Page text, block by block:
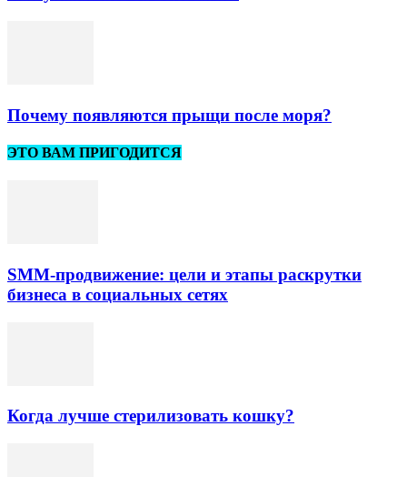
Почему появляются прыщи после моря?
ЭТО ВАМ ПРИГОДИТСЯ
SMM-продвижение: цели и этапы раскрутки
бизнеса в социальных сетях
Когда лучше стерилизовать кошку?